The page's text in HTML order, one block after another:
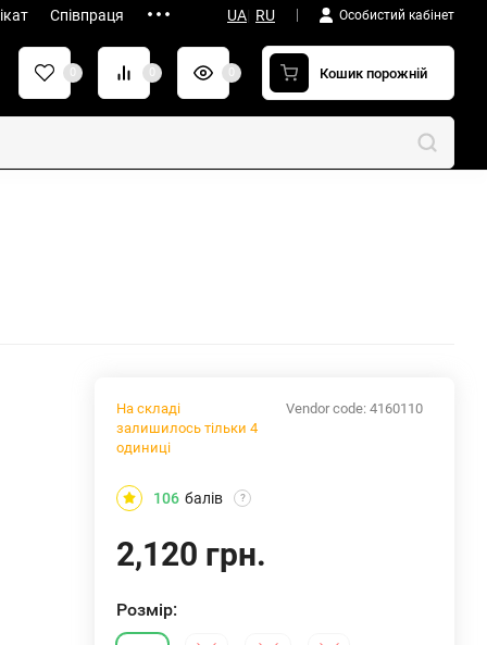
Співпраця UA| RU Особистий кабінет
0 0 0 Кошик порожній
Vendor code: 4160110
На складі
залишилось тільки 4
одиниці
106 балів ?
2,120 грн.
Розмiр: